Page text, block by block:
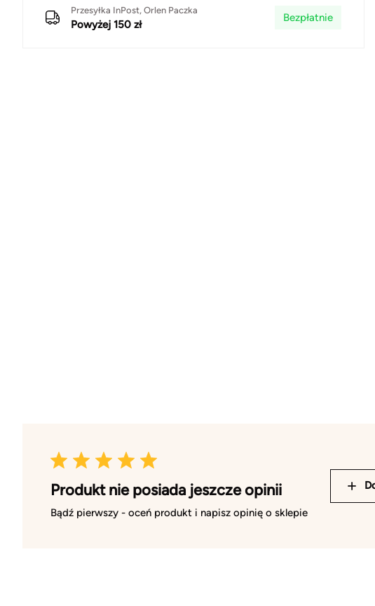
Przesyłka InPost, Orlen Paczka
Powyżej 150 zł
Bezpłatnie
Produkt nie posiada jeszcze opinii
Bądź pierwszy - oceń produkt i napisz opinię o sklepie